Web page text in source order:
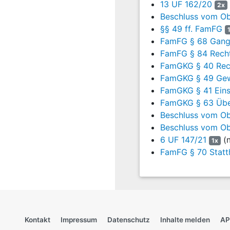
Stück Scheiße"
- Am 14.07.2025
gerufen.
15 - Am 21.07.2025
- Am 25.07.2025
17
- Am 24.08.2025
dummer Sack"
18
Nach mehreren
den o.g. Vorfällen
genommen, auf der zu
Rede habe stellen
gefälscht, da der
13 UF 162/20
2x
Beschluss vom
§§ 49 ff. FamFG
FamFG § 68
FamFG § 84
FamGKG § 40
FamGKG § 49
FamGKG § 41
FamGKG § 63
Beschluss vom
Beschluss vom
6 UF 147/21 1x
FamFG § 70
Kontakt Impressum Datenschutz Inhalte melden